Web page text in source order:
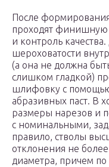
После
проходят
и контроль
шероховатости
(а она не должна
слишком гладкой)
шлифовку с
абразивных паст.
размеры нарезов и
с номинальными,
правило, стволы
отклонения не
диаметра, причем по